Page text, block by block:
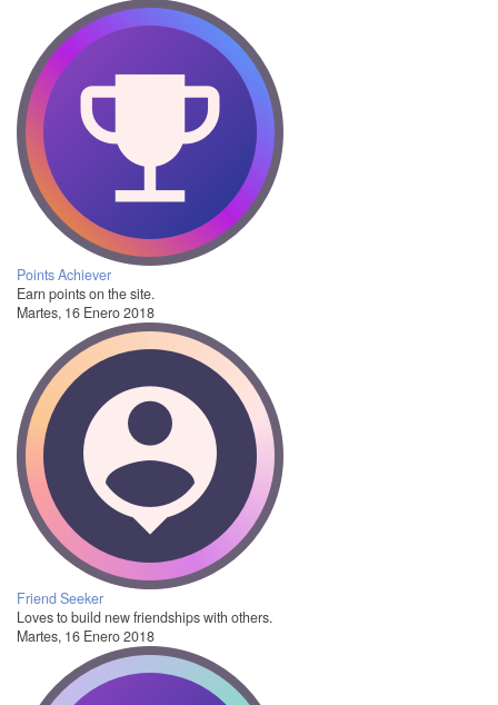
Points Achiever
Earn points on the site.
Martes, 16 Enero 2018
Friend Seeker
Loves to build new friendships with others.
Martes, 16 Enero 2018